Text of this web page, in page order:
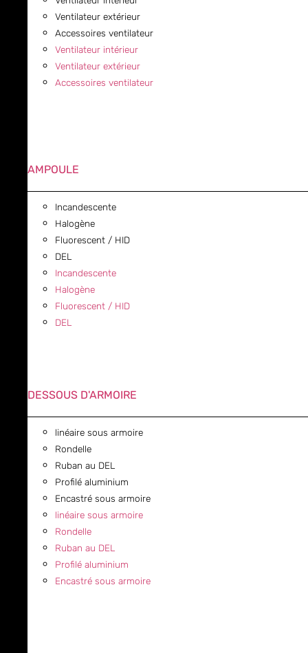
Ventilateur extérieur
Accessoires ventilateur
Ventilateur intérieur
Ventilateur extérieur
Accessoires ventilateur
AMPOULE
Incandescente
Halogène
Fluorescent / HID
DEL
Incandescente
Halogène
Fluorescent / HID
DEL
DESSOUS D'ARMOIRE
linéaire sous armoire
Rondelle
Ruban au DEL
Profilé aluminium
Encastré sous armoire
linéaire sous armoire
Rondelle
Ruban au DEL
Profilé aluminium
Encastré sous armoire